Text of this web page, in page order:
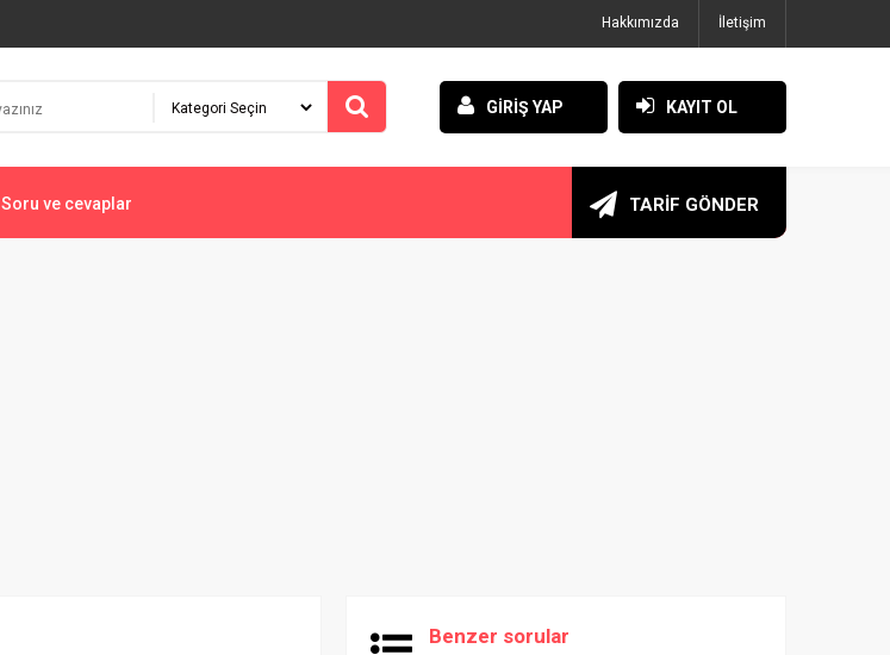
Hakkımızda İletişim
GİRİŞ YAP KAYIT OL
Soru ve cevaplar TARİF GÖNDER
Benzer sorular